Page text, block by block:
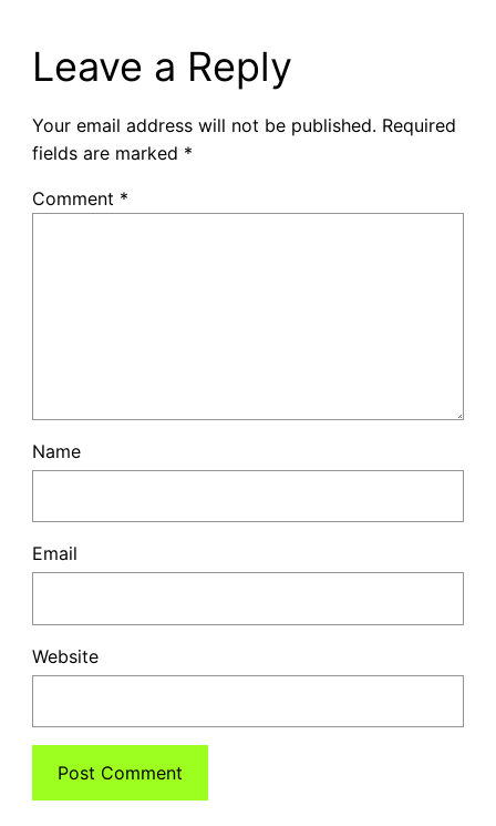
Leave a Reply
Your email address will not be published. Required
fields are marked *
Comment *
Name
Email
Website